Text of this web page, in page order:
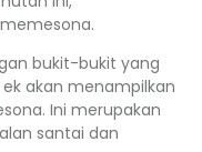
bukit-bukit yang
akan menampilkan
Ini merupakan
santai dan